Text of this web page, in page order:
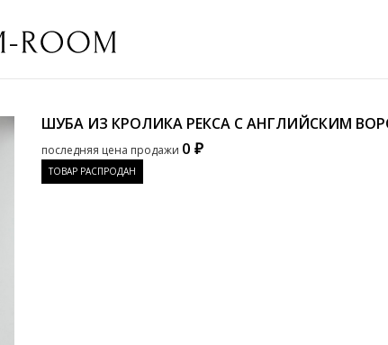
ШУБА ИЗ КРОЛИКА РЕКСА С АНГЛИЙСКИМ
последняя цена продажи 0 ₽
ТОВАР РАСПРОДАН